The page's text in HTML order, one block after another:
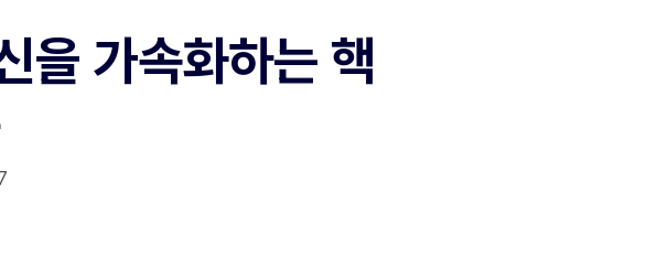
을 가속화하는 핵